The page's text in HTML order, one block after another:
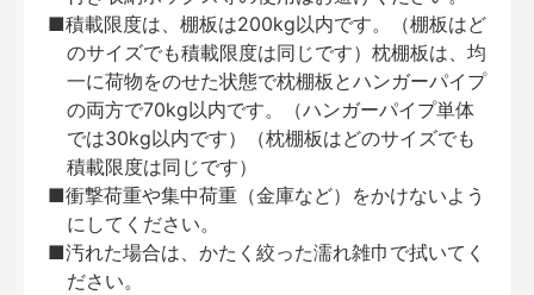
■積載限度は、棚板は200kg以内です。（棚板はど
のサイズでも積載限度は同じです）枕棚板は、均
一に荷物をのせた状態で枕棚板とハンガーパイプ
の両方で70kg以内です。（ハンガーパイプ単体
では30kg以内です）（枕棚板はどのサイズでも
積載限度は同じです）
■衝撃荷重や集中荷重（金庫など）をかけないよう
にしてください。
■汚れた場合は、かたく絞った濡れ雑巾で拭いてく
ださい。